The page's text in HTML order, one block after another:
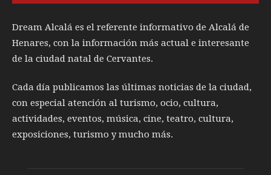
Dream Alcalá es el referente informativo de Alcalá de
Henares, con la información más actual e interesante
de la ciudad natal de Cervantes.
Cada día publicamos las últimas noticias de la ciudad,
con especial atención al turismo, ocio, cultura,
actividades, eventos, música, cine, teatro, cultura,
exposiciones, turismo y mucho más.